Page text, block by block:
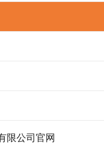
限公司官网